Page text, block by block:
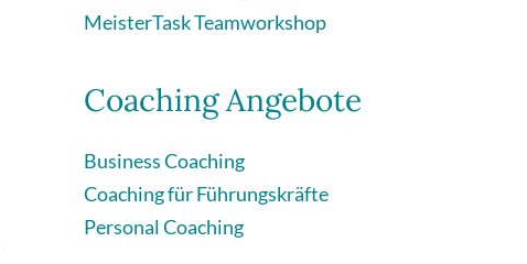
MeisterTask Teamworkshop
Coaching Angebote
Business Coaching
Coaching für Führungskräfte
Personal Coaching